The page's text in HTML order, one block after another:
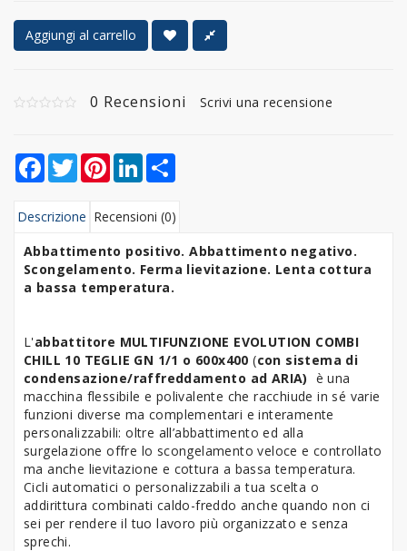
Aggiungi al carrello
0 Recensioni Scrivi una recensione
Facebook
TwitterPinterestLinkedIn
Descrizione Recensioni (0)
Abbattimento positivo. Abbattimento negativo.
Scongelamento. Ferma lievitazione. Lenta cottura
a bassa temperatura.
L'abbattitore MULTIFUNZIONE EVOLUTION COMBI
CHILL 10 TEGLIE GN 1/1 o 600x400(con sistema di
condensazione/raffreddamento ad ARIA) è una
macchina flessibile e polivalente che racchiude in sé varie
funzioni diverse ma complementari e interamente
personalizzabili: oltre all’abbattimento ed alla
surgelazione offre lo scongelamento veloce e controllato
ma anche lievitazione e cottura a bassa temperatura.
Cicli automatici o personalizzabili a tua scelta o
addirittura combinati caldo-freddo anche quando non ci
sei per rendere il tuo lavoro più organizzato e senza
sprechi.